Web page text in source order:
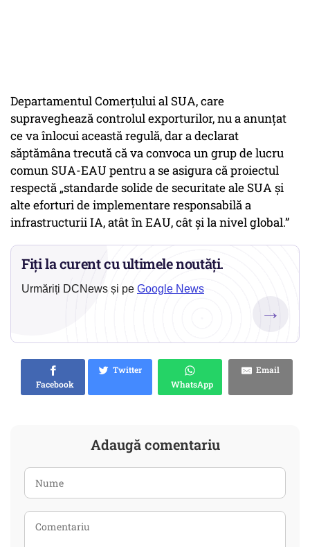
Departamentul Comerțului al SUA, care
supraveghează controlul exporturilor, nu a anunțat
ce va înlocui această regulă, dar a declarat
săptămâna trecută că va convoca un grup de lucru
comun SUA-EAU pentru a se asigura că proiectul
respectă „standarde solide de securitate ale SUA și
alte eforturi de implementare responsabilă a
infrastructurii IA, atât în EAU, cât și la nivel global.”
Fiți la curent cu ultimele noutăți.
Urmăriți DCNews și pe Google News
→
Facebook
Twitter
WhatsApp
Email
Adaugă comentariu